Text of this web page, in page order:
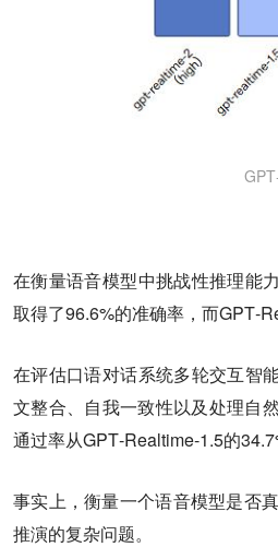
在衡量语音模型中挑战性推理能
取得了96.6%的准确率，而
在评估口语对话系统多轮交互
文整合、自我一致性以及处理自
通过率从GPT‑Realtime‑1.5的
事实上，衡量一个语音模型是否
推演的复杂问题。